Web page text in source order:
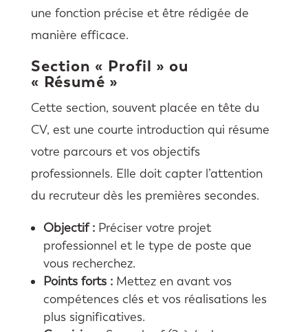
une fonction précise et être rédigée de
manière efficace.
Section « Profil » ou
« Résumé »
Cette section, souvent placée en tête du
CV, est une courte introduction qui résume
votre parcours et vos objectifs
professionnels. Elle doit capter l’attention
du recruteur dès les premières secondes.
Objectif :Préciser votre projet
professionnel et le type de poste que
vous recherchez.
Points forts :Mettez en avant vos
compétences clés et vos réalisations les
plus significatives.